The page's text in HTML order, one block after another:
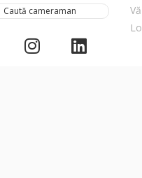
Caută cameraman